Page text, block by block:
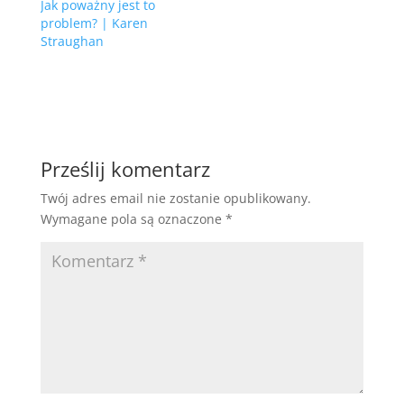
Jak poważny jest to
problem? | Karen
Straughan
Prześlij komentarz
Twój adres email nie zostanie opublikowany.
Wymagane pola są oznaczone *